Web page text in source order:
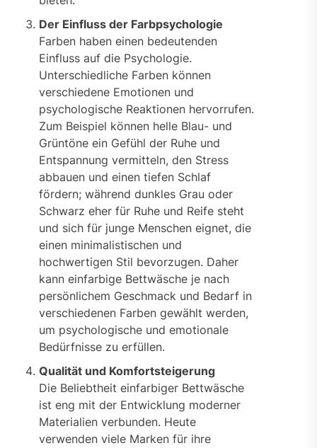
Der Einfluss der Farbpsychologie
Farben haben einen bedeutenden
Einfluss auf die Psychologie.
Unterschiedliche Farben können
verschiedene Emotionen und
psychologische Reaktionen hervorrufen.
Zum Beispiel können helle Blau- und
Grüntöne ein Gefühl der Ruhe und
Entspannung vermitteln, den Stress
abbauen und einen tiefen Schlaf
fördern; während dunkles Grau oder
Schwarz eher für Ruhe und Reife steht
und sich für junge Menschen eignet, die
einen minimalistischen und
hochwertigen Stil bevorzugen. Daher
kann einfarbige Bettwäsche je nach
persönlichem Geschmack und Bedarf in
verschiedenen Farben gewählt werden,
um psychologische und emotionale
Bedürfnisse zu erfüllen.
Qualität und Komfortsteigerung
Die Beliebtheit einfarbiger Bettwäsche
ist eng mit der Entwicklung moderner
Materialien verbunden. Heute
verwenden viele Marken für ihre